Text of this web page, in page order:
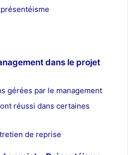
dans le projet
gérées par le management
réussi dans certaines
de reprise